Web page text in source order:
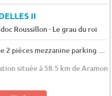
II
Roussillon- Le grau du roi
Superbe 2 pièces mezzanine parking terrasse clim - 4 pers. - 33m2 - TV - Animaux admis
située à 58.5 km de Aramon